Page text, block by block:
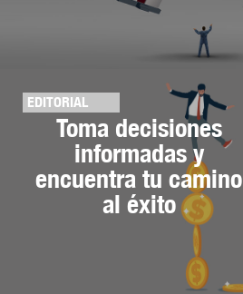
EDITORIAL
Toma decisiones
informadas y
encuentra tu camino
al éxito